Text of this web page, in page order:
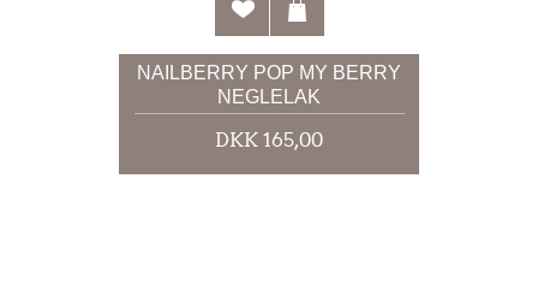
NAILBERRY POP MY BERRY
NEGLELAK
DKK 165,00